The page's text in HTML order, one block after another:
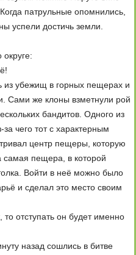
патрульные опомнились,
успели достичь земли.
из убежищ в горных пещерах и
Сами же клоны взметнули рой
бандитов. Одного из
чего тот с характерным
центр пещеры, которую
самая пещера, в которой
Войти в неё можно было
и сделал это место своим
отступать он будет именно
назад сошлись в битве